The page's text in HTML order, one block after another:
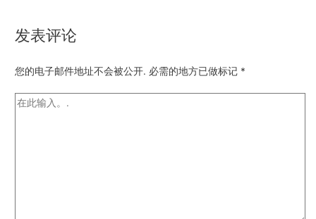
发表评论
您的电子邮件地址不会被公开. 必需的地方已做标记 *